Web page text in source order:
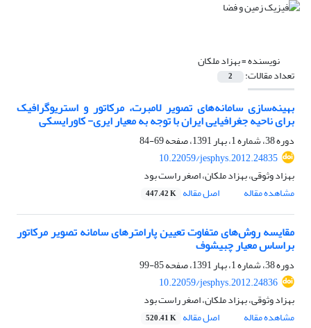
نویسنده =بهزاد ملکان
تعداد مقالات: 2
بهینه‌سازی سامانه‌های تصویر لامبرت، مرکاتور و استریوگرافیک
برای ناحیه جغرافیایی ایران با توجه به معیار ایری- کاورایسکی
دوره 38، شماره 1، بهار 1391، صفحه
69-84
10.22059/jesphys.2012.24835
بهزاد وثوقی، بهزاد ملکان، اصغر راست بود
مشاهده مقاله
اصل مقاله 447.42 K
مقایسه روش‌های متفاوت تعیین پارامترهای سامانه تصویر مرکاتور
براساس معیار چبیشوف
دوره 38، شماره 1، بهار 1391، صفحه
85-99
10.22059/jesphys.2012.24836
بهزاد وثوقی، بهزاد ملکان، اصغر راست بود
مشاهده مقاله
اصل مقاله 520.41 K